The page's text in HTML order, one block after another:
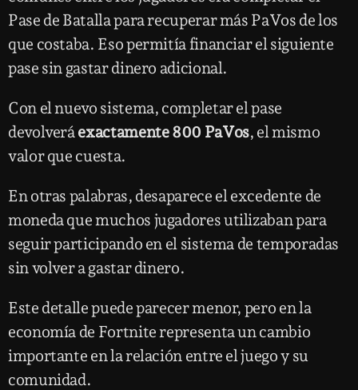
Pase de Batalla para recuperar más PaVos de los
que costaba. Eso permitía financiar el siguiente
pase sin gastar dinero adicional.
Con el nuevo sistema, completar el pase
devolveráexactamente 800 PaVos, el mismo
valor que cuesta.
En otras palabras, desaparece el excedente de
moneda que muchos jugadores utilizaban para
seguir participando en el sistema de temporadas
sin volver a gastar dinero.
Este detalle puede parecer menor, pero en la
economía de Fortnite representa un cambio
importante en la relación entre el juego y su
comunidad.